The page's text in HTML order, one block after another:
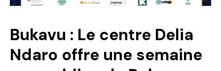
Bukavu : Le centre Delia
Ndaro offre une semaine